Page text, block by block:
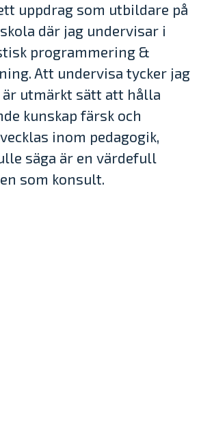
uppdrag som utbildare på
där jag undervisar i
programmering &
Att undervisa tycker jag
utmärkt sätt att hålla
kunskap färsk och
inom pedagogik,
säga är en värdefull
som konsult.